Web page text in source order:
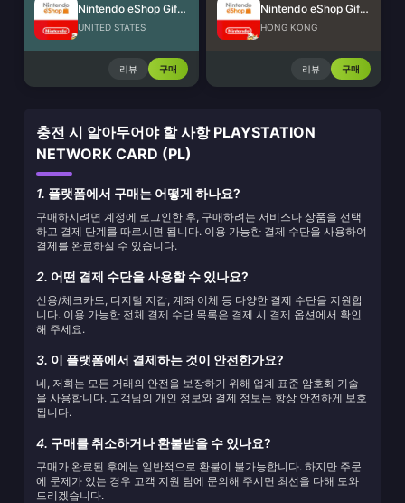
Nintendo eShop Gift Card (US)
UNITED STATES
리뷰 구매
Nintendo eShop Gift Card (HK)
HONG KONG
리뷰 구매
충전 시 알아두어야 할 사항 PLAYSTATION
NETWORK CARD (PL)
1. 플랫폼에서 구매는 어떻게 하나요?
구매하시려면 계정에 로그인한 후, 구매하려는 서비스나 상품을 선택
하고 결제 단계를 따르시면 됩니다. 이용 가능한 결제 수단을 사용하여
결제를 완료하실 수 있습니다.
2. 어떤 결제 수단을 사용할 수 있나요?
신용/체크카드, 디지털 지갑, 계좌 이체 등 다양한 결제 수단을 지원합
니다. 이용 가능한 전체 결제 수단 목록은 결제 시 결제 옵션에서 확인
해 주세요.
3. 이 플랫폼에서 결제하는 것이 안전한가요?
네, 저희는 모든 거래의 안전을 보장하기 위해 업계 표준 암호화 기술
을 사용합니다. 고객님의 개인 정보와 결제 정보는 항상 안전하게 보호
됩니다.
4. 구매를 취소하거나 환불받을 수 있나요?
구매가 완료된 후에는 일반적으로 환불이 불가능합니다. 하지만 주문
에 문제가 있는 경우 고객 지원 팀에 문의해 주시면 최선을 다해 도와
드리겠습니다.